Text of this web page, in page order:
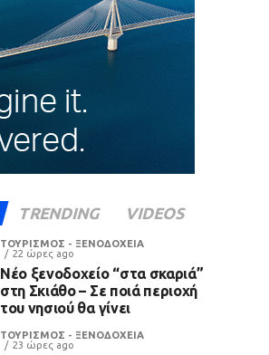
TRENDING VIDEOS
ΤΟΥΡΙΣΜΟΣ - ΞΕΝΟΔΟΧΕΙΑ
22 ώρες ago
Νέο ξενοδοχείο “στα σκαριά”
στη Σκιάθο – Σε ποιά περιοχή
του νησιού θα γίνει
ΤΟΥΡΙΣΜΟΣ - ΞΕΝΟΔΟΧΕΙΑ
23 ώρες ago